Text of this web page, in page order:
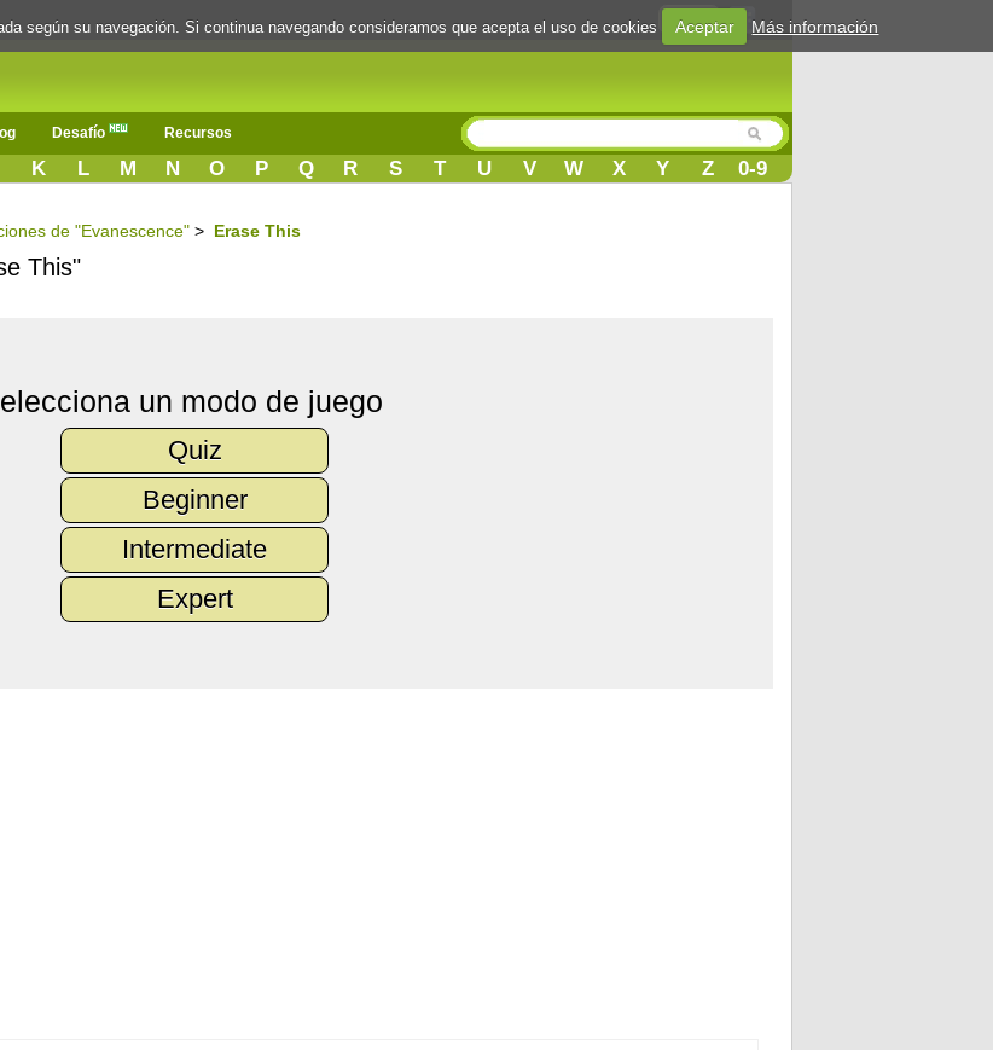
Login
Desafío Recursos
K L M N O P Q R S T U V W X Y Z 0-9
de "Evanescence" > Erase This
This"
un modo de juego
Quiz
Beginner
Intermediate
Expert
según su navegación. Si continua navegando consideramos que acepta el uso de cookies Aceptar Más información